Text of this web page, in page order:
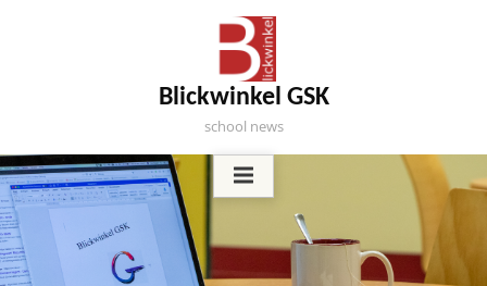
Blickwinkel GSK
school news